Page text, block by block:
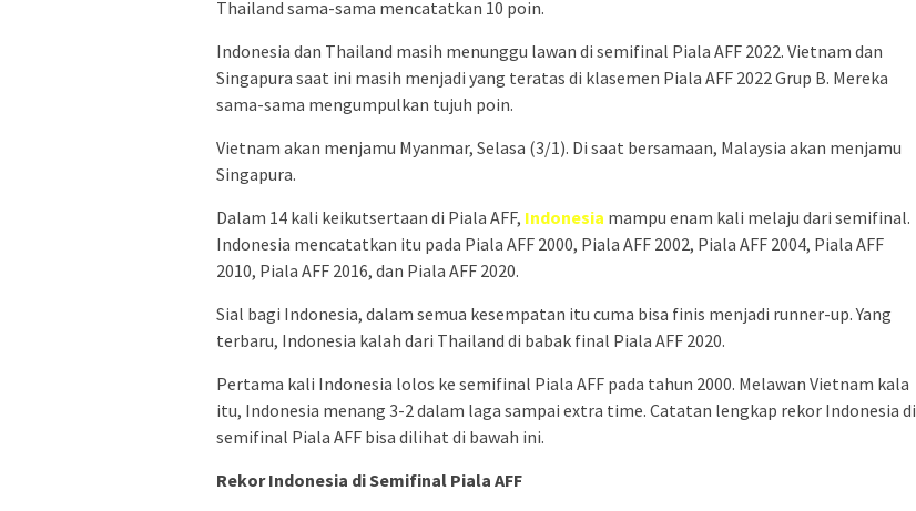
Thailand sama-sama mencatatkan 10 poin.
Indonesia dan Thailand masih menunggu lawan di semifinal Piala AFF 2022. Vietnam dan
Singapura saat ini masih menjadi yang teratas di klasemen Piala AFF 2022 Grup B. Mereka
sama-sama mengumpulkan tujuh poin.
Vietnam akan menjamu Myanmar, Selasa (3/1). Di saat bersamaan, Malaysia akan menjamu
Singapura.
Dalam 14 kali keikutsertaan di Piala AFF, Indonesia mampu enam kali melaju dari semifinal.
Indonesia mencatatkan itu pada Piala AFF 2000, Piala AFF 2002, Piala AFF 2004, Piala AFF
2010, Piala AFF 2016, dan Piala AFF 2020.
Sial bagi Indonesia, dalam semua kesempatan itu cuma bisa finis menjadi runner-up. Yang
terbaru, Indonesia kalah dari Thailand di babak final Piala AFF 2020.
Pertama kali Indonesia lolos ke semifinal Piala AFF pada tahun 2000. Melawan Vietnam kala
itu, Indonesia menang 3-2 dalam laga sampai extra time. Catatan lengkap rekor Indonesia di
semifinal Piala AFF bisa dilihat di bawah ini.
Rekor Indonesia di Semifinal Piala AFF